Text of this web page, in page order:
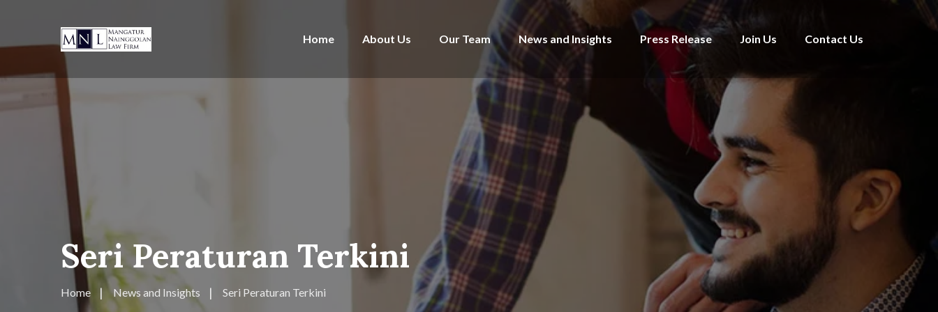
Home About Us Our Team News and Insights Press Release Join Us Contact Us
Seri Peraturan Terkini
Home News and Insights Seri Peraturan Terkini